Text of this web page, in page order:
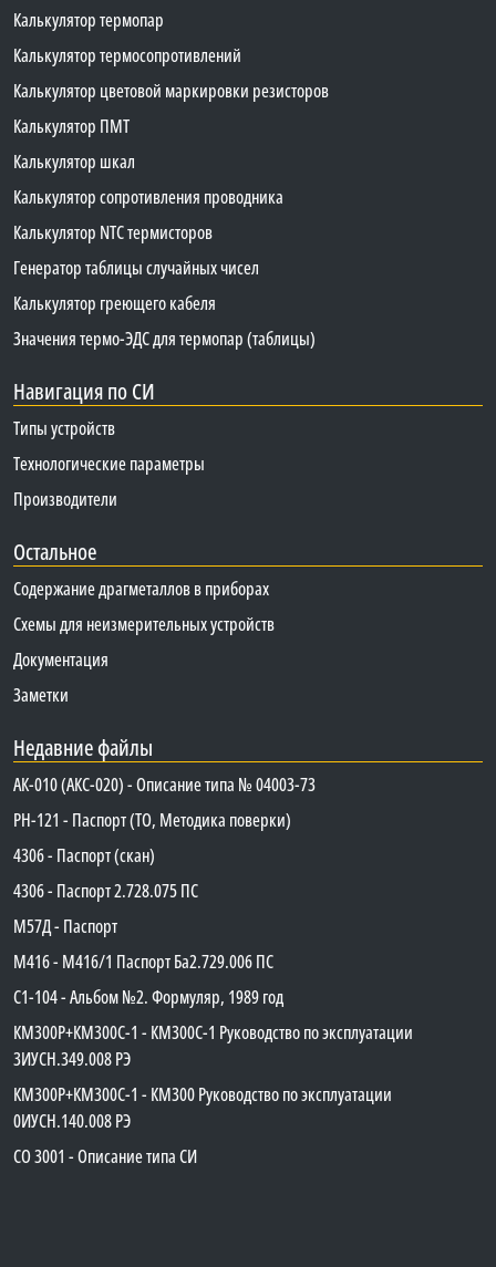
Калькулятор термопар
Калькулятор термосопротивлений
Калькулятор цветовой маркировки резисторов
Калькулятор ПМТ
Калькулятор шкал
Калькулятор сопротивления проводника
Калькулятор NTC термисторов
Генератор таблицы случайных чисел
Калькулятор греющего кабеля
Значения термо-ЭДС для термопар (таблицы)
Навигация по СИ
Типы устройств
Технологические параметры
Производители
Остальное
Содержание драгметаллов в приборах
Схемы для неизмерительных устройств
Документация
Заметки
Недавние файлы
АК-010 (АКС-020) - Описание типа № 04003-73
PH-121 - Паспорт (ТО, Методика поверки)
4306 - Паспорт (скан)
4306 - Паспорт 2.728.075 ПС
М57Д - Паспорт
М416 - М416/1 Паспорт Ба2.729.006 ПС
C1-104 - Альбом №2. Формуляр, 1989 год
КМ300Р+КМ300С-1 - КМ300C-1 Руководство по эксплуатации
3ИУСН.349.008 РЭ
КМ300Р+КМ300С-1 - КМ300 Руководство по эксплуатации
0ИУСН.140.008 РЭ
СО 3001 - Описание типа СИ